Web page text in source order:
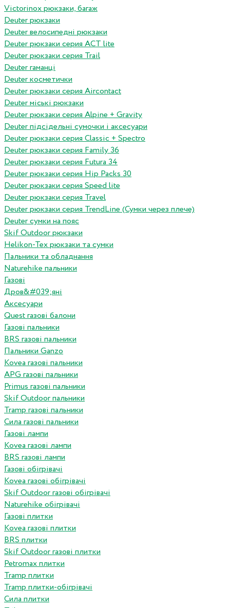
Victorinox рюкзаки, багаж
Deuter рюкзаки
Deuter велосипедні рюкзаки
Deuter рюкзаки серия ACT lite
Deuter рюкзаки серия Trail
Deuter гаманці
Deuter косметички
Deuter рюкзаки серия Aircontact
Deuter міські рюкзаки
Deuter рюкзаки серия Alpine + Gravity
Deuter підсідельні сумочки і аксесуари
Deuter рюкзаки серия Classic + Spectro
Deuter рюкзаки серия Family 36
Deuter рюкзаки серия Futura 34
Deuter рюкзаки серия Hip Packs 30
Deuter рюкзаки серия Speed lite
Deuter рюкзаки серия Travel
Deuter рюкзаки серия TrendLine (Сумки через плече)
Deuter сумки на пояс
Skif Outdoor рюкзаки
Helikon-Tex рюкзаки та сумки
Пальники та обладнання
Naturehike пальники
Газові
Дров&#039;яні
Аксесуари
Quest газові балони
Газові пальники
BRS газові пальники
Пальники Ganzo
Kovea газові пальники
APG газові пальники
Primus газові пальники
Skif Outdoor пальники
Tramp газові пальники
Сила газові пальники
Газові лампи
Kovea газові лампи
BRS газові лампи
Газові обігрівачі
Kovea газові обігрівачі
Skif Outdoor газові обігрівачі
Naturehike обігрівачі
Газові плитки
Kovea газові плитки
BRS плитки
Skif Outdoor газові плитки
Petromax плитки
Tramp плитки
Tramp плитки-обігрівачі
Сила плитки